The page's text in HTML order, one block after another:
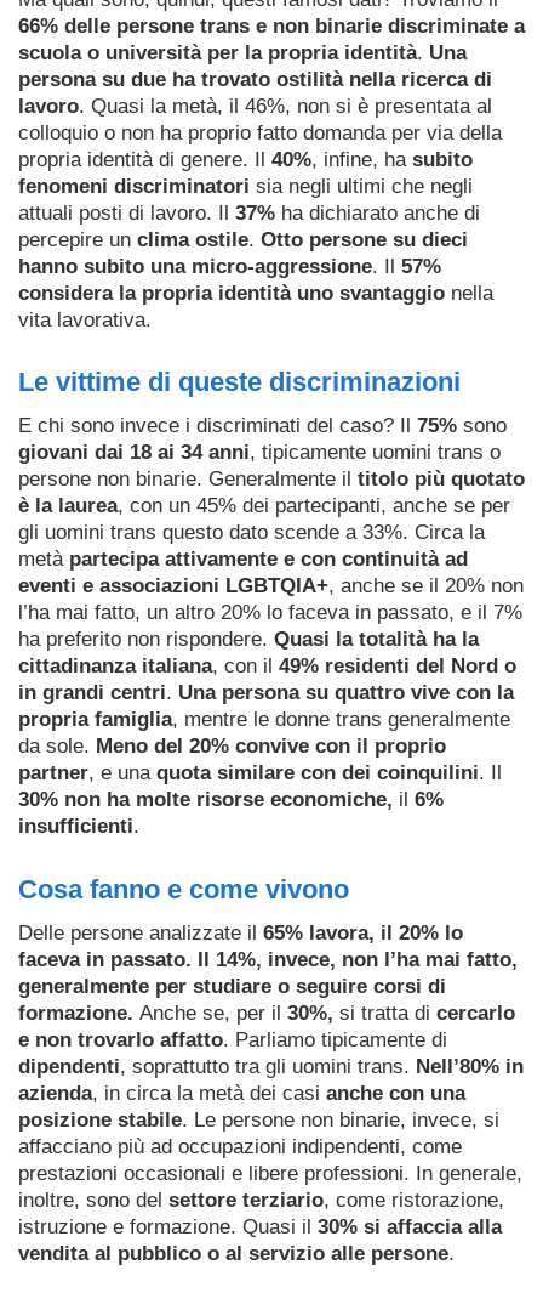
66% delle persone trans e non binarie discriminate a
scuola o università per la propria identità. Una
persona su due ha trovato ostilità nella ricerca di
lavoro. Quasi la metà, il 46%, non si è presentata al
colloquio o non ha proprio fatto domanda per via della
propria identità di genere. Il 40%, infine, ha subito
fenomeni discriminatori sia negli ultimi che negli
attuali posti di lavoro. Il 37% ha dichiarato anche di
percepire un clima ostile. Otto persone su dieci
hanno subito una micro-aggressione. Il 57%
considera la propria identità uno svantaggio nella
vita lavorativa.
Le vittime di queste discriminazioni
E chi sono invece i discriminati del caso? Il 75% sono
giovani dai 18 ai 34 anni, tipicamente uomini trans o
persone non binarie. Generalmente il titolo più quotato
è la laurea, con un 45% dei partecipanti, anche se per
gli uomini trans questo dato scende a 33%. Circa la
metà partecipa attivamente e con continuità ad
eventi e associazioni LGBTQIA+, anche se il 20% non
l’ha mai fatto, un altro 20% lo faceva in passato, e il 7%
ha preferito non rispondere. Quasi la totalità ha la
cittadinanza italiana, con il 49% residenti del Nord o
in grandi centri. Una persona su quattro vive con la
propria famiglia, mentre le donne trans generalmente
da sole. Meno del 20% convive con il proprio
partner, e una quota similare con dei coinquilini. Il
30% non ha molte risorse economiche, il 6%
insufficienti.
Cosa fanno e come vivono
Delle persone analizzate il 65% lavora, il 20% lo
faceva in passato. Il 14%, invece, non l’ha mai fatto,
generalmente per studiare o seguire corsi di
formazione. Anche se, per il 30%, si tratta di cercarlo
e non trovarlo affatto. Parliamo tipicamente di
dipendenti, soprattutto tra gli uomini trans. Nell’80% in
azienda, in circa la metà dei casi anche con una
posizione stabile. Le persone non binarie, invece, si
affacciano più ad occupazioni indipendenti, come
prestazioni occasionali e libere professioni. In generale,
inoltre, sono del settore terziario, come ristorazione,
istruzione e formazione. Quasi il 30% si affaccia alla
vendita al pubblico o al servizio alle persone.